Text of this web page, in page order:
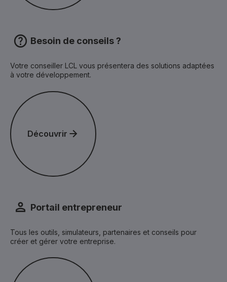
Besoin de conseils ?
Votre conseiller LCL vous présentera des solutions adaptées
à votre développement.
Découvrir
Découvrir
Portail entrepreneur
Tous les outils, simulateurs, partenaires et conseils pour
créer et gérer votre entreprise.
Découvrir